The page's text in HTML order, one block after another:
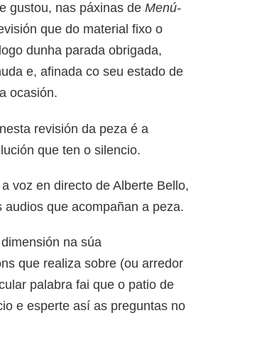
gustou, nas páxinas de Menú-
que do material fixo o
dunha parada obrigada,
e, afinada co seu estado de
ocasión.
revisión da peza é a
que ten o silencio.
voz en directo de Alberte Bello,
que acompañan a peza.
na súa
que realiza sobre (ou arredor
palabra fai que o patio de
e esperte así as preguntas no